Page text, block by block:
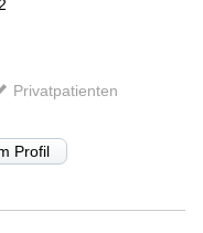
Privatpatienten
Profil